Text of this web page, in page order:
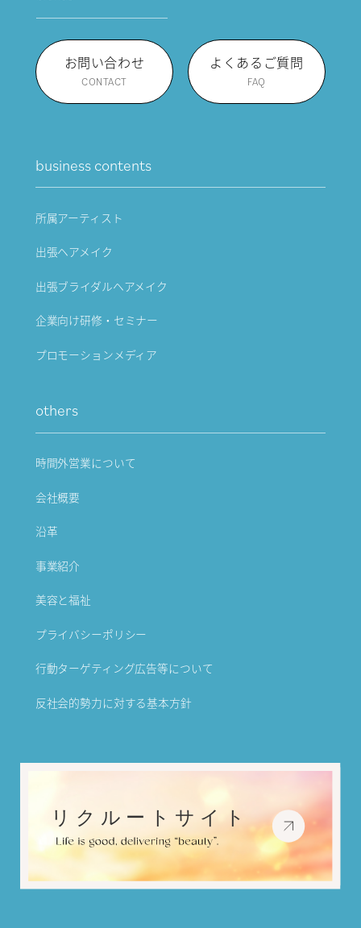
お問い合わせ
CONTACT
よくあるご質問
FAQ
business contents
所属アーティスト
出張ヘアメイク
出張ブライダルヘアメイク
企業向け研修・セミナー
プロモーションメディア
others
時間外営業について
会社概要
沿革
事業紹介
美容と福祉
プライバシーポリシー
行動ターゲティング広告等について
反社会的勢力に対する基本方針